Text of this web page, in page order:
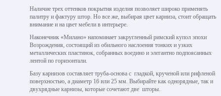
Наличие трех оттенков покрытия изделия позволяет широко применять
палитру и фактуру штор. Но все же, выбирая цвет карниза, стоит обращать
внимание и на цвет мебели в интерьере.
Наконечник «Милано» напоминает закругленный римский купол эпохи
Возрождения, состоящий из обильного наслоения тонких и узких
металлических пластинок, собранных воедино и элегантно подпоясанных
лентой по горизонтали.
Базу карнизов составляет труба-основа с гладкой, крученой или рифленой
поверхностью, а диаметр 16 или 25 мм. Выбирайте как однорядные, так и
двухрядные карнизы, которые сочетают две шторы.